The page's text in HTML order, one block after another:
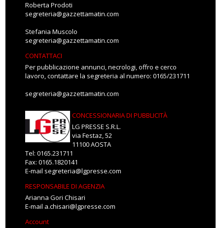
Roberta Prodoti
segreteria@gazzettamatin.com
Stefania Muscolo
segreteria@gazzettamatin.com
CONTATTACI
Per pubblicazione annunci, necrologi, offro e cerco
lavoro, contattare la segreteria al numero: 0165/231711
segreteria@gazzettamatin.com
CONCESSIONARIA DI PUBBLICITÀ
LG PRESSE S.R.L.
via Festaz, 52
11100 AOSTA
Tel: 0165.231711
Fax: 0165.1820141
E-mail segreteria@lgpresse.com
RESPONSABILE DI AGENZIA
Arianna Gori Chisari
E-mail a.chisari@lgpresse.com
Account